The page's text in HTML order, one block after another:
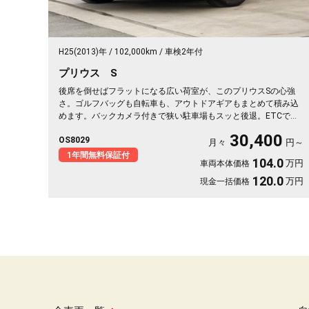
H25(2013)年 102,000km 車検2年付
プリウス S
後席を倒せばフラットになる広い荷室が、このプリウスSの心強
さ。ゴルフバッグも自転車も、アウトドアギアもまとめて積み込
めます。バックカメラ付きで狭い駐車場もスッと後退。ETCで高
革調シートカバーが引き締まる一台。休日の遠征も日常の買い出
しも頼れる相棒です。低燃費で気軽に走り出せます🚗✨💫👍🎵《1
年保証付》
OS8029
1年間無料保証付
月々 30,400 円～
車両本体価格 104.0 万円
現金一括価格 120.0 万円